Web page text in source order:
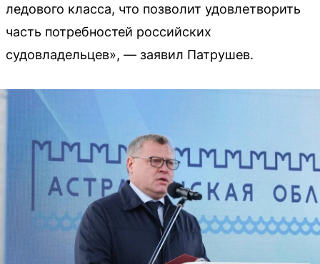
ледового класса, что позволит удовлетворить
часть потребностей российских
судовладельцев», — заявил Патрушев.